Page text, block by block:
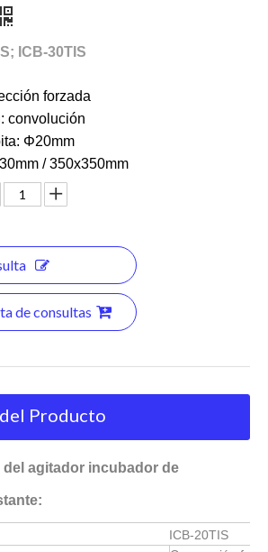
ICB-30TIS
forzada
convolución
Φ20mm
/ 350x350mm
de consultas
Producto
agitador incubador de
ICB-20TIS